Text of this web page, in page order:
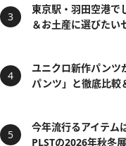
東京駅・羽田空港
＆お土産に選びたい
ユニクロ新作パン
パンツ」と徹底比較
今年流行るアイテム
PLSTの2026年秋冬